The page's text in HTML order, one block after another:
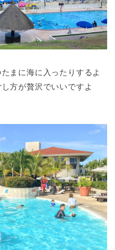
まに海に入ったりするよ
方が贅沢でいいですよ